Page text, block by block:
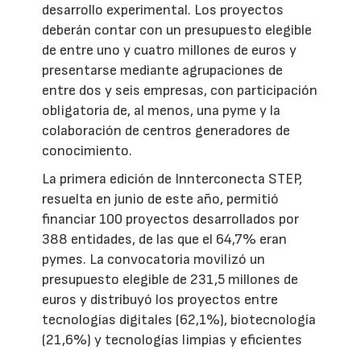
desarrollo experimental. Los proyectos
deberán contar con un presupuesto elegible
de entre uno y cuatro millones de euros y
presentarse mediante agrupaciones de
entre dos y seis empresas, con participación
obligatoria de, al menos, una pyme y la
colaboración de centros generadores de
conocimiento.
La primera edición de Innterconecta STEP,
resuelta en junio de este año, permitió
financiar 100 proyectos desarrollados por
388 entidades, de las que el 64,7% eran
pymes. La convocatoria movilizó un
presupuesto elegible de 231,5 millones de
euros y distribuyó los proyectos entre
tecnologías digitales (62,1%), biotecnología
(21,6%) y tecnologías limpias y eficientes